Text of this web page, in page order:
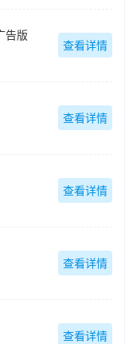
告版
查看详情
查看详情
查看详情
查看详情
查看详情